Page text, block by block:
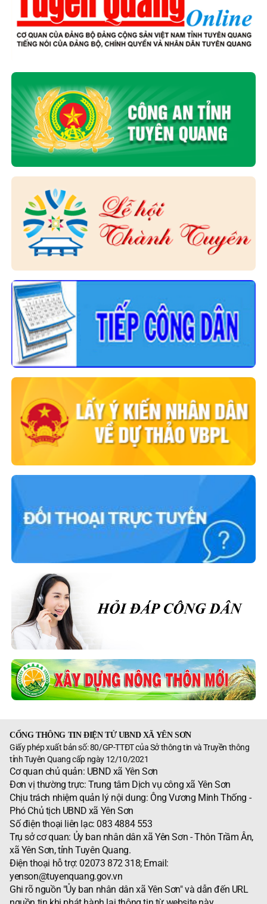
CỔNG THÔNG TIN ĐIỆN TỬ UBND XÃ YÊN SƠN
Giấy phép xuất bản số: 80/GP-TTĐT của Sở thông tin và Truyền thông
tỉnh Tuyên Quang cấp ngày 12/10/2021
Cơ quan chủ quản: UBND xã Yên Sơn
Đơn vị thường trực: Trung tâm Dịch vụ công xã Yên Sơn
Chịu trách nhiệm quản lý nội dung: Ông Vương Minh Thống -
Phó Chủ tịch UBND xã Yên Sơn
Số điện thoại liên lạc: 083 4884 553
Trụ sở cơ quan: Ủy ban nhân dân xã Yên Sơn - Thôn Trầm Ân,
xã Yên Sơn, tỉnh Tuyên Quang.
Điện thoại hỗ trợ: 02073 872 318; Email:
yenson@tuyenquang.gov.vn
Ghi rõ nguồn "Ủy ban nhân dân xã Yên Sơn" và dẫn đến URL